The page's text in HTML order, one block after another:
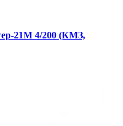
21М 4/200 (КМЗ,